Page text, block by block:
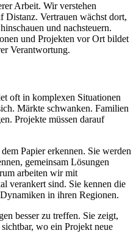
Arbeit. Wir verstehen
Distanz. Vertrauen wächst dort,
und nachsteuern.
und Projekten vor Ort bildet
Verantwortung.
oft in komplexen Situationen
Märkte schwanken. Familien
Projekte müssen darauf
Papier erkennen. Sie werden
gemeinsam Lösungen
arbeiten wir mit
verankert sind. Sie kennen die
in ihren Regionen.
besser zu treffen. Sie zeigt,
wo ein Projekt neue